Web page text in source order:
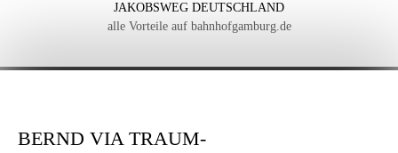
JAKOBSWEG DEUTSCHLAND
alle Vorteile auf bahnhofgamburg.de
BERND VIA TRAUM-